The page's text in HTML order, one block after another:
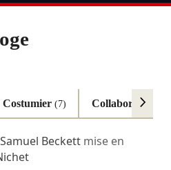
Costumier (7) Collaborateur à
Samuel Beckettmise en